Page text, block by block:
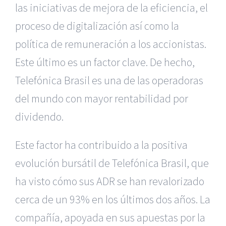
las iniciativas de mejora de la eficiencia, el
proceso de digitalización así como la
política de remuneración a los accionistas.
Este último es un factor clave. De hecho,
Telefónica Brasil es una de las operadoras
del mundo con mayor rentabilidad por
dividendo.
Este factor ha contribuido a la positiva
evolución bursátil de Telefónica Brasil, que
ha visto cómo sus ADR se han revalorizado
cerca de un 93% en los últimos dos años. La
compañía, apoyada en sus apuestas por la